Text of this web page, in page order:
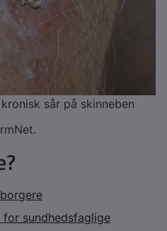
sår på skinneben
sundhedsfaglige